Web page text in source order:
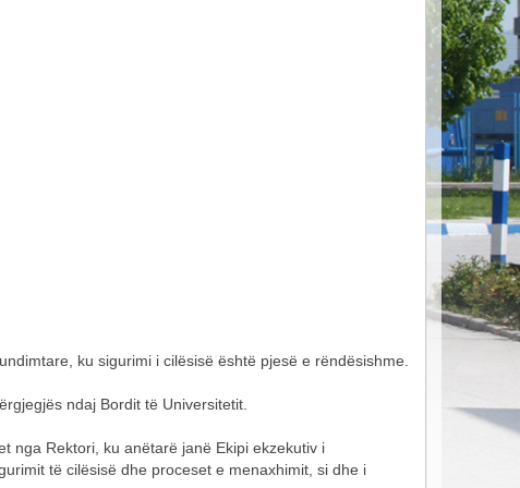
ku sigurimi i cilësisë është pjesë e rëndësishme.
ndaj Bordit të Universitetit.
nga Rektori, ku anëtarë janë Ekipi ekzekutiv i
të cilësisë dhe proceset e menaxhimit, si dhe i